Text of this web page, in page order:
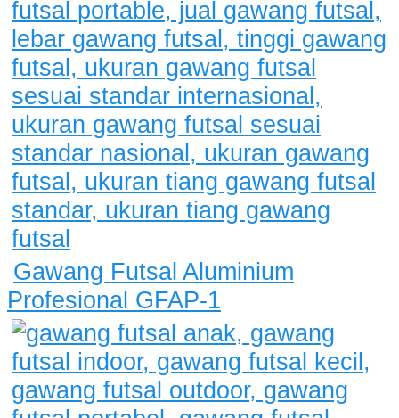
Gawang Futsal Aluminium
Profesional GFAP-1